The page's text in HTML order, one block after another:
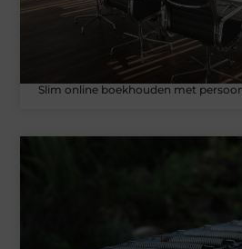
Slim online boekhouden met